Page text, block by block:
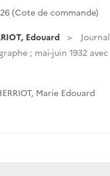
26 (Cote de commande)
Edouard
Journal
; mai-juin 1932 avec
Marie Edouard